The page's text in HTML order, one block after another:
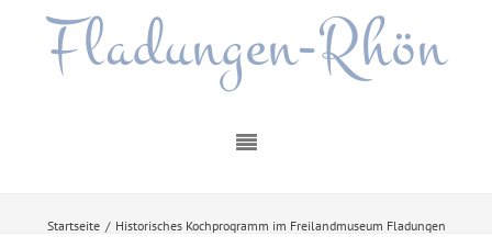
Fladungen-Rhön
Startseite / Historisches Kochprogramm im Freilandmuseum Fladungen